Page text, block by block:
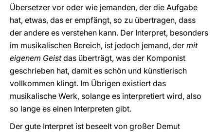
Übersetzer vor oder wie jemanden, der die Aufgabe
hat, etwas, das er empfängt, so zu übertragen, dass
der andere es verstehen kann. Der Interpret, besonders
im musikalischen Bereich, ist jedoch jemand, der mit
eigenem Geistdas überträgt, was der Komponist
geschrieben hat, damit es schön und künstlerisch
vollkommen klingt. Im Übrigen existiert das
musikalische Werk, solange es interpretiert wird, also
so lange es einen Interpreten gibt.
Der gute Interpret ist beseelt von großer Demut